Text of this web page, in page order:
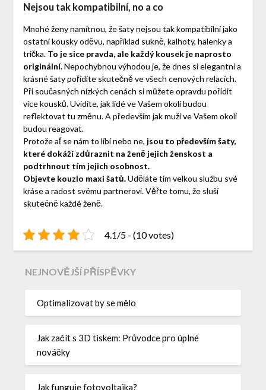
Nejsou tak kompatibilní, no a co
Mnohé ženy namítnou, že šaty nejsou tak kompatibilní jako
ostatní kousky oděvu, například sukně, kalhoty, halenky a
trička. To je sice pravda, ale každý kousek je naprosto
originální.Nepochybnou výhodou je, že dnes si elegantní a
krásné šaty pořídíte skutečně ve všech cenových relacích.
Při současných nízkých cenách si můžete opravdu pořídit
více kousků. Uvidíte, jak lidé ve Vašem okolí budou
reflektovat tu změnu. A především jak muži ve Vašem okolí
budou reagovat.
Protože ať se nám to líbí nebo ne, jsou to především šaty,
které dokáží zdůraznit na ženě jejich ženskost a
podtrhnout tím jejich osobnost.
Objevte kouzlo maxi šatů. Uděláte tím velkou službu své
kráse a radost svému partnerovi. Věřte tomu, že sluší
skutečně každé ženě.
4.1/5 - (10 votes)
NEJNOVĚJŠÍ PŘÍSPĚVKY
Optimalizovat by se mělo
Jak začít s 3D tiskem: Průvodce pro úplné
nováčky
Jak funguje fotovoltaika?